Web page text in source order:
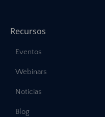
Recursos
Eventos
Webinars
Noticias
Blog